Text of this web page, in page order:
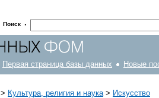
Поиск ·
Первая страница базы данных Новые
> Культура, религия и наука> Искусство